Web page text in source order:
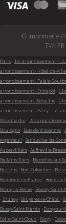
© Imprimerie-
TVA
Paris - 1er arrondissement -
arrondissement - Hôtel-de-Ville
arrondissement - Palais-
arrondissement - Entrepôt -
arrondissement - Gobelins -
arrondissement - Passy - 17e
Montmartre - 19e
Boulogne - Bois de Vincennes -
Argenteuil - Arnouville-lès-
Aubervilliers - Auffreville-
Ballainvilliers - Bazoches-sur-
Bobigny - Bois-Colombes - Bois-
Bonneuil-en-France -
Bourg-la-Reine - Boussy-Saint-
- Brunoy - Bruyères-le-Châtel -
Bussy-Saint-Martin - Butry-sur-
Celle-Saint-Cloud - Cergy -